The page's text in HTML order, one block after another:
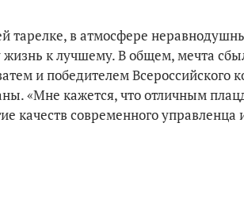
тарелке, в атмосфере
к лучшему. В общем, мечта
и победителем Всероссийского
«Мне кажется, что отличным
качеств современного управленца